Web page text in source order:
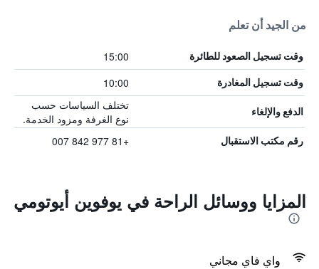
من الجيد أن تعلم
وقت تسجيل الصعود للطائرة 15:00
وقت تسجيل المغادرة 10:00
الدفع والإلغاء
تختلف السياسات حسب
نوع الغرفة ومزود الخدمة.
رقم مكتب الاستقبال +81 977 842 007
المزايا ووسائل الراحة في يوفوين أيوتومي
واي فاي مجاني